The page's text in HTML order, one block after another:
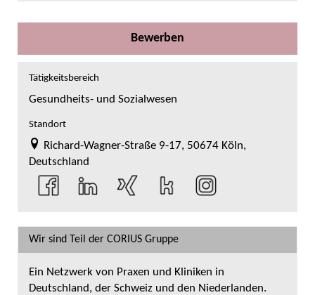
Bewerben
Tätigkeitsbereich
Gesundheits- und Sozialwesen
Standort
Richard-Wagner-Straße 9-17, 50674 Köln,
Deutschland
Wir sind Teil der CORIUS Gruppe
Ein Netzwerk von Praxen und Kliniken in
Deutschland, der Schweiz und den Niederlanden.